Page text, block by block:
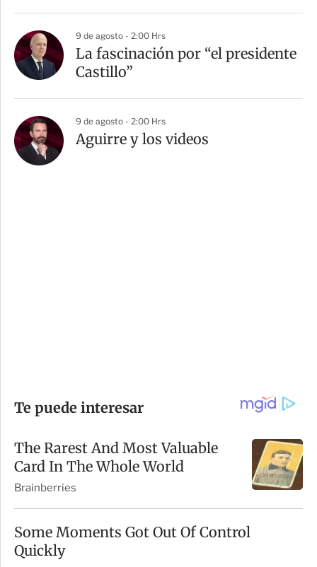
9 de agosto - 2:00 Hrs
La fascinación por “el presidente
Castillo”
9 de agosto - 2:00 Hrs
Aguirre y los videos